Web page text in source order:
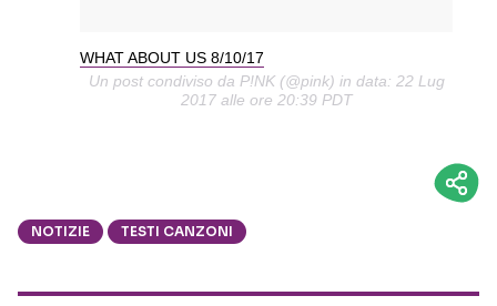
WHAT ABOUT US 8/10/17
Un post condiviso da P!NK (@pink) in data: 22 Lug
2017 alle ore 20:39 PDT
NOTIZIE TESTI CANZONI